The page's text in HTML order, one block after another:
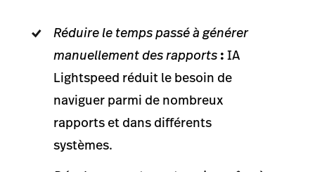
Réduire le temps passé à générer
manuellement des rapports : IA
Lightspeed réduit le besoin de
naviguer parmi de nombreux
rapports et dans différents
systèmes.